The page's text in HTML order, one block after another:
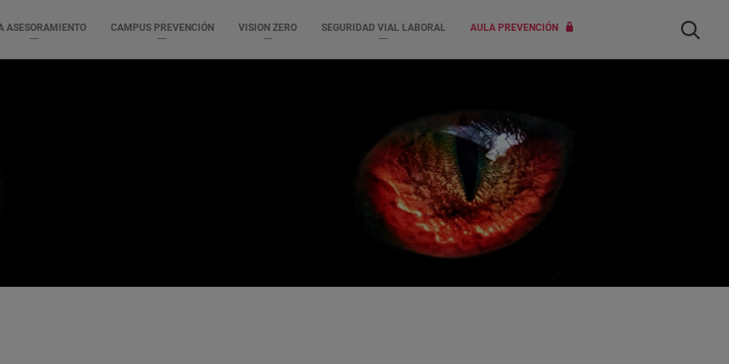
ASESORAMIENTO CAMPUS PREVENCIÓN VISION ZERO SEGURIDAD VIAL LABORAL AULA PREVENCIÓN Buscar